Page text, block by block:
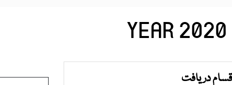
YEAR 2020